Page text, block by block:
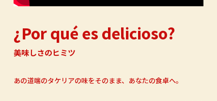
¿Por qué es delicioso?
美味しさのヒミツ
あの道端のタケリアの味をそのまま、あなたの食卓へ。